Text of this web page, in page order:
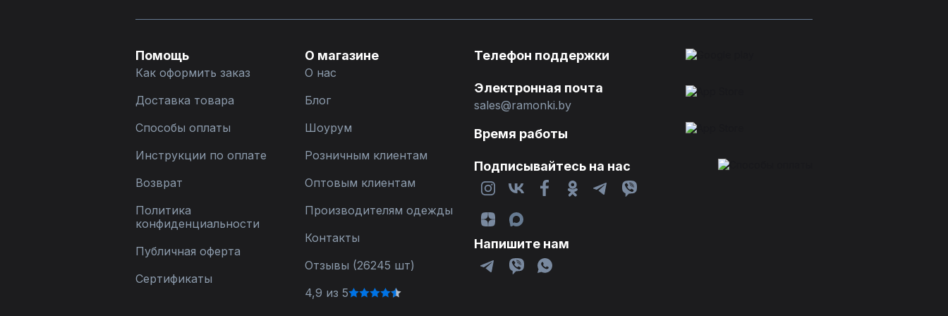
Помощь
Как оформить заказ
Доставка товара
Способы оплаты
Инструкции по оплате
Возврат
Политика
конфиденциальности
Публичная оферта
Сертификаты
О магазине
О нас
Блог
Шоурум
Розничным клиентам
Оптовым клиентам
Производителям одежды
Контакты
Отзывы (26245 шт)
4,9 из 5
Телефон поддержки
Электронная почта
sales@ramonki.by
Время работы
Подписывайтесь на нас
Напишите нам